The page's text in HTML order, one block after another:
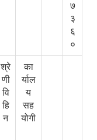
७
३
६
०
श्रे
णी
वि
हि
न
का
र्याल
य
सह
योगी